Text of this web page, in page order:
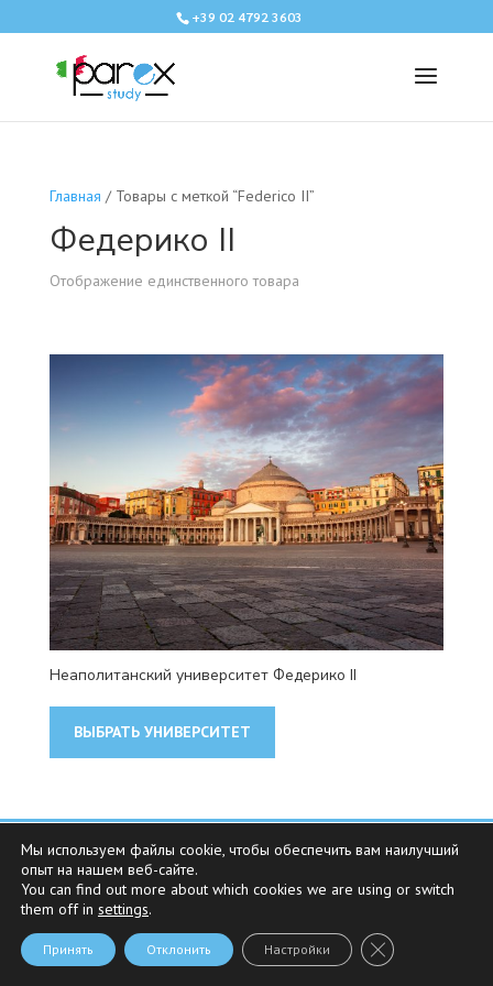
+39 02 4792 3603
Главная / Товары с меткой “Federico II”
Федерико II
Отображение единственного товара
Неаполитанский университет Федерико II
ВЫБРАТЬ УНИВЕРСИТЕТ
©2023 Parexservice By Parex Srl Sede legale: Via Aosta
4A - 20155 Milano - P.Iva 08345550969 - REA MI-2019401
|Политика конфиденциальности-Политика
использования файлов cookie
Мы используем файлы cookie, чтобы обеспечить вам наилучший
опыт на нашем веб-сайте.
You can find out more about which cookies we are using or switch
them off in settings.
Принять Отклонить Настройки Закрыть баннер